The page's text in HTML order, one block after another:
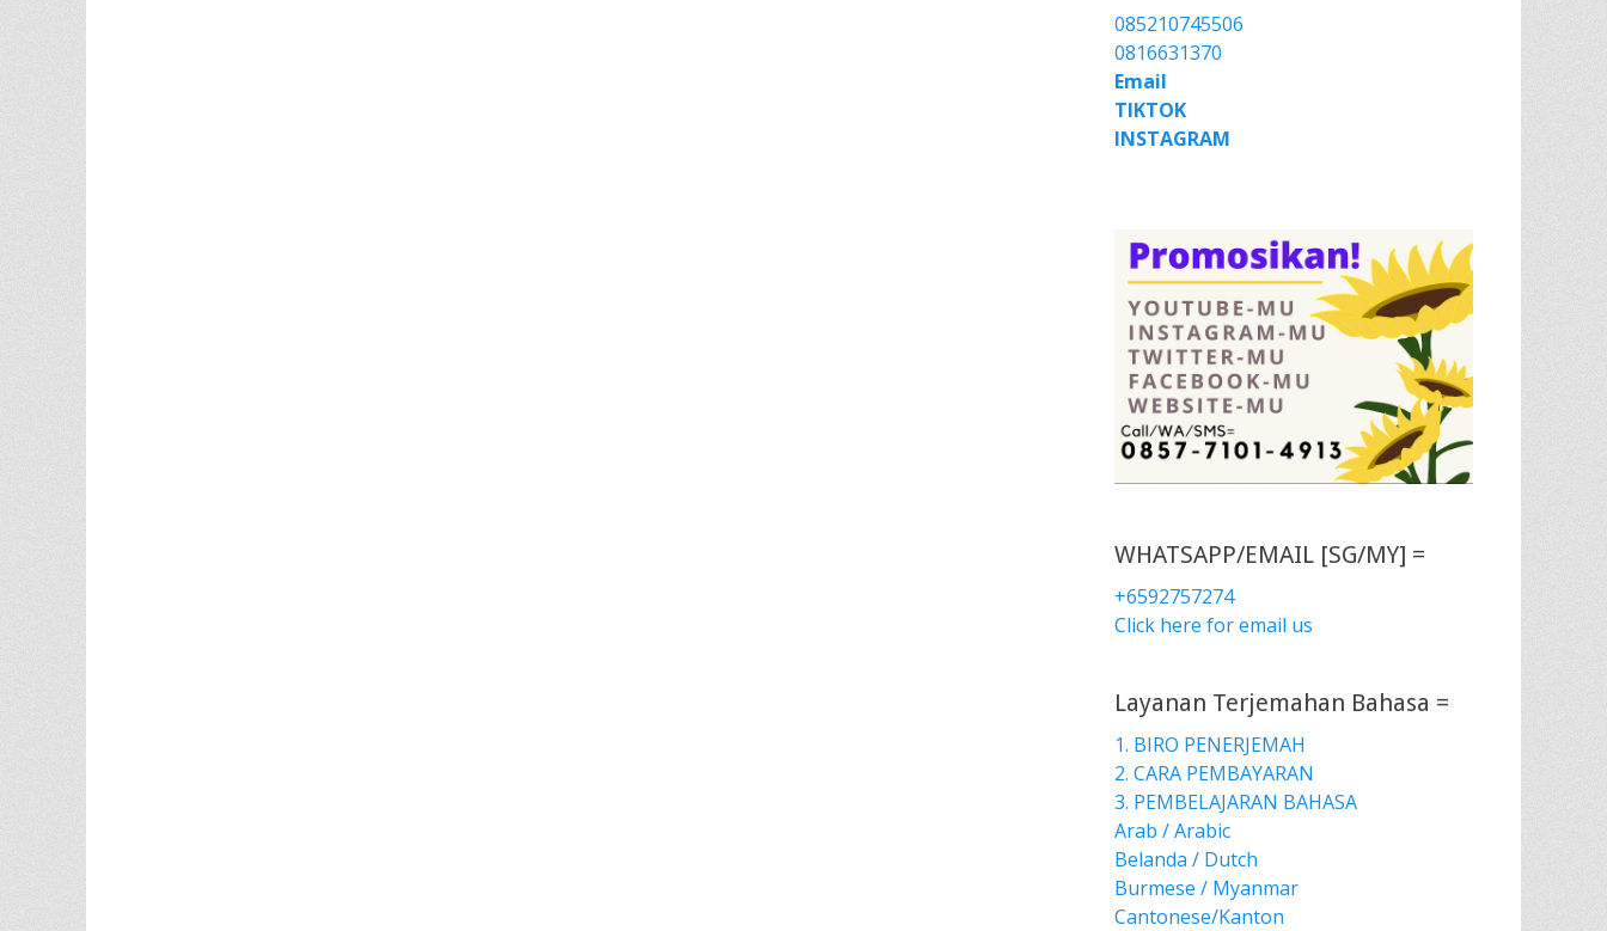
085210745506
0816631370
Email
TIKTOK
INSTAGRAM
WHATSAPP/EMAIL [SG/MY] =
+6592757274
Click here for email us
Layanan Terjemahan Bahasa =
1. BIRO PENERJEMAH
2. CARA PEMBAYARAN
3. PEMBELAJARAN BAHASA
Arab / Arabic
Belanda / Dutch
Burmese / Myanmar
Cantonese/Kanton